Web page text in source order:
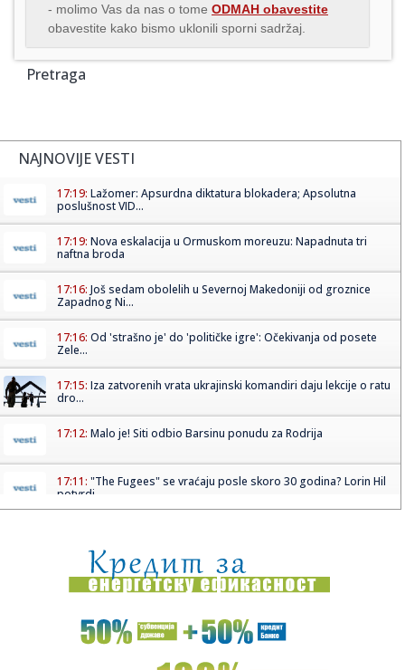
- molimo Vas da nas o tome ODMAH obavestite
obavestite kako bismo uklonili sporni sadržaj.
Pretraga
NAJNOVIJE VESTI
17:19: Lažomer: Apsurdna diktatura blokadera; Apsolutna
poslušnost VID...
17:19: Nova eskalacija u Ormuskom moreuzu: Napadnuta tri
naftna broda
17:16: Još sedam obolelih u Severnoj Makedoniji od groznice
Zapadnog Ni...
17:16: Od 'strašno je' do 'političke igre': Očekivanja od posete
Zele...
17:15: Iza zatvorenih vrata ukrajinski komandiri daju lekcije o ratu
dro...
17:12: Malo je! Siti odbio Barsinu ponudu za Rodrija
17:11: "The Fugees" se vraćaju posle skoro 30 godina? Lorin Hil
potvrdi...
17:09:Kopaonik dobija nove ski-staze: U posao vredan više od
pola mili...
17:07:Vikend bez vode na dve lokacije u Nišu: Ekipe JKP Naisus
izlaz...